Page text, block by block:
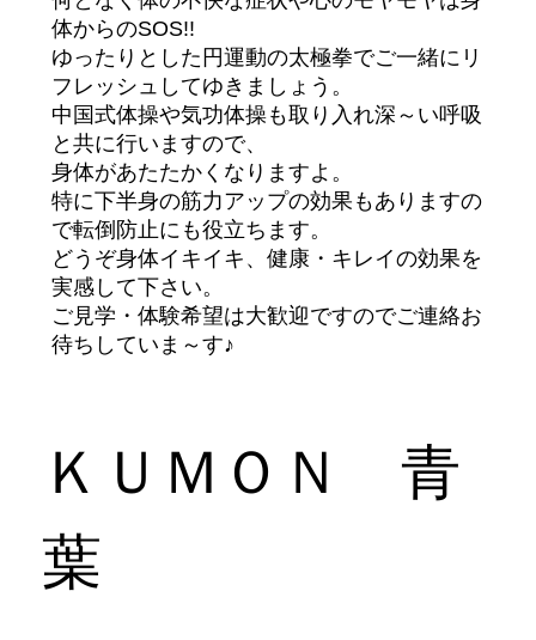
体からのSOS!!
ゆったりとした円運動の太極拳でご一緒にリ
フレッシュしてゆきましょう。
中国式体操や気功体操も取り入れ深～い呼吸
と共に行いますので、
身体があたたかくなりますよ。
特に下半身の筋力アップの効果もありますの
で転倒防止にも役立ちます。
どうぞ身体イキイキ、健康・キレイの効果を
実感して下さい。
ご見学・体験希望は大歓迎ですのでご連絡お
待ちしていま～す♪
ＫＵＭＯＮ 青
葉